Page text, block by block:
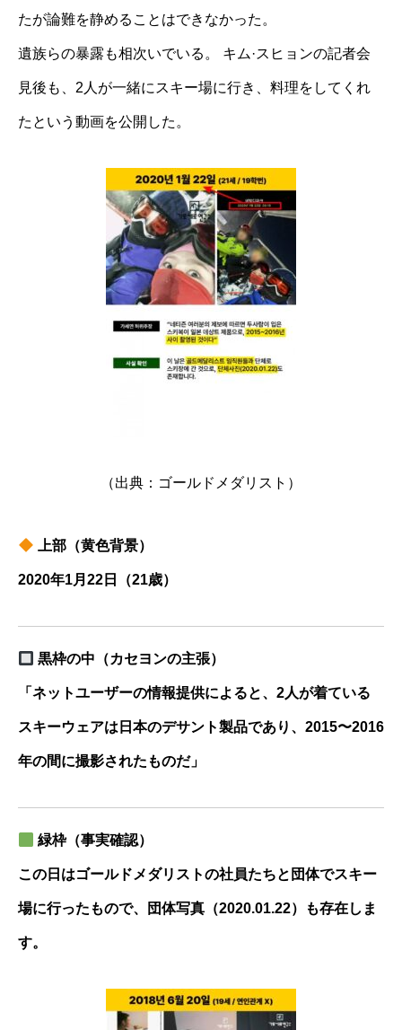
たが論難を静めることはできなかった。
遺族らの暴露も相次いでいる。 キム·スヒョンの記者会
見後も、2人が一緒にスキー場に行き、料理をしてくれ
たという動画を公開した。
（出典：ゴールドメダリスト）
上部（黄色背景）
2020年1月22日（21歳）
黒枠の中（カセヨンの主張）
「ネットユーザーの情報提供によると、2人が着ている
スキーウェアは日本のデサント製品であり、2015〜2016
年の間に撮影されたものだ」
緑枠（事実確認）
この日はゴールドメダリストの社員たちと団体でスキー
場に行ったもので、団体写真（2020.01.22）も存在しま
す。